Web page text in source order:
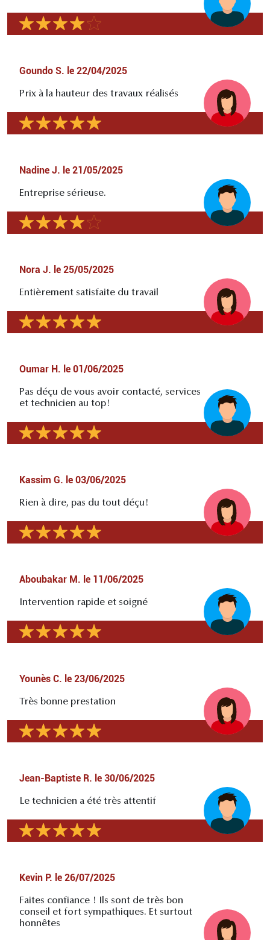
Goundo S. le 22/04/2025
Prix à la hauteur des travaux réalisés
Nadine J. le 21/05/2025
Entreprise sérieuse.
Nora J. le 25/05/2025
Entièrement satisfaite du travail
Oumar H. le 01/06/2025
Pas déçu de vous avoir contacté, services
et technicien au top!
Kassim G. le 03/06/2025
Rien à dire, pas du tout déçu!
Aboubakar M. le 11/06/2025
Intervention rapide et soigné
Younès C. le 23/06/2025
Très bonne prestation
Jean-Baptiste R. le 30/06/2025
Le technicien a été très attentif
Kevin P. le 26/07/2025
Faites confiance ! Ils sont de très bon
conseil et fort sympathiques. Et surtout
honnêtes